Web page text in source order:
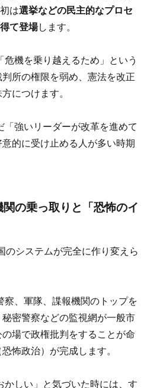
は選挙などの民主的なプロセ
て登場します。
危機を乗り越えるため」という
所の権限を弱め、憲法を改正
につけます。
「強いリーダーが改革を進めて
意的に受け止める人が多い時期
の乗っ取りと「恐怖のイ
のシステムが完全に作り変えら
察、軍隊、諜報機関のトップを
密警察などの監視網が一般市
場で政権批判をすることが命
怖政治）が完成します。
かしい」と気づいた時には、す